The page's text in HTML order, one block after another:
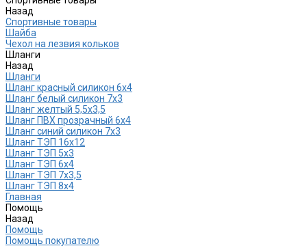
Назад
Спортивные товары
Шайба
Чехол на лезвия кольков
Шланги
Назад
Шланги
Шланг красный силикон 6х4
Шланг белый силикон 7х3
Шланг желтый 5,5х3,5
Шланг ПВХ прозрачный 6х4
Шланг синий силикон 7х3
Шланг ТЭП 16х12
Шланг ТЭП 5х3
Шланг ТЭП 6х4
Шланг ТЭП 7х3,5
Шланг ТЭП 8х4
Главная
Помощь
Назад
Помощь
Помощь покупателю